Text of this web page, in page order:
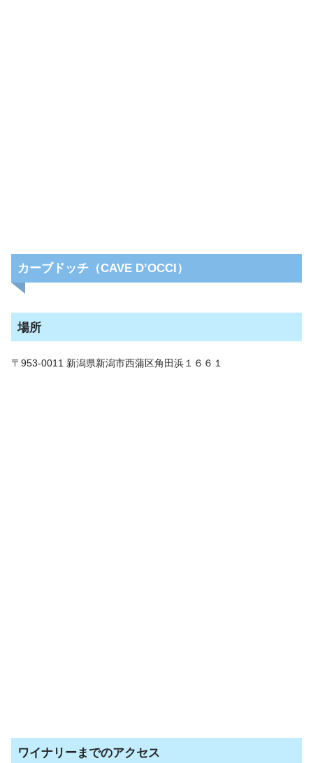
カーブドッチ（CAVE D’OCCI）
場所
〒953-0011 新潟県新潟市西蒲区角田浜１６６１
ワイナリーまでのアクセス